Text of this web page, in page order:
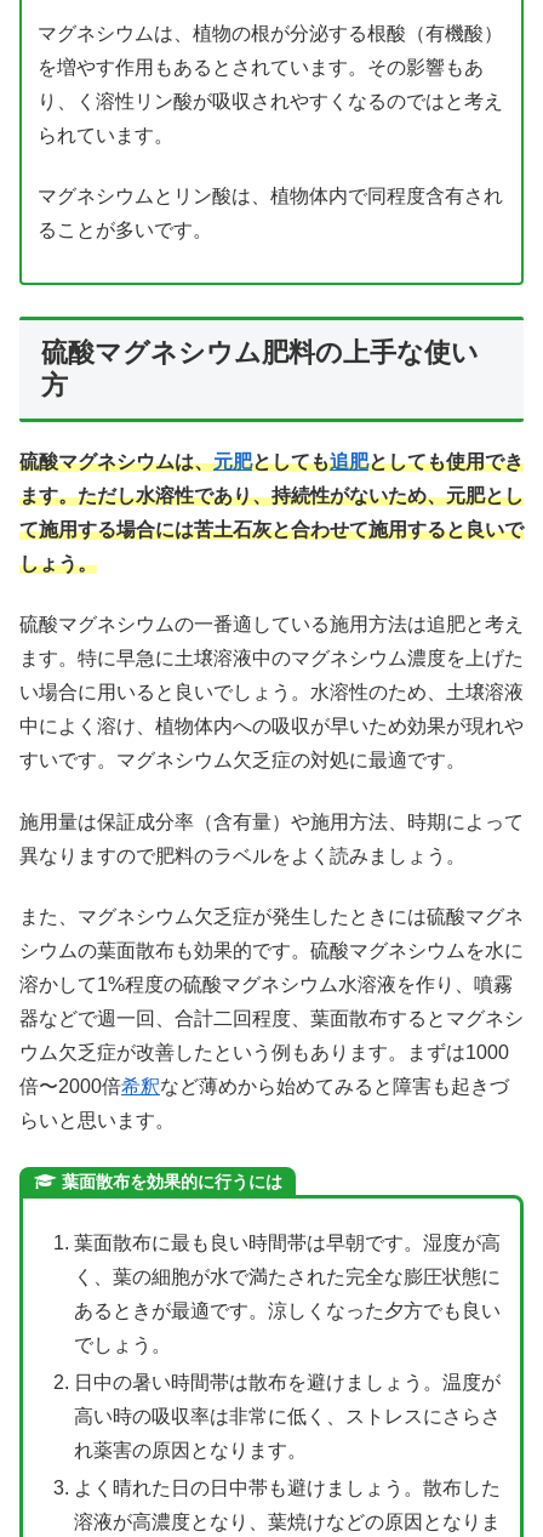
マグネシウムは、植物の根が分泌する根酸（有機酸）
を増やす作用もあるとされています。その影響もあ
り、く溶性リン酸が吸収されやすくなるのではと考え
られています。
マグネシウムとリン酸は、植物体内で同程度含有され
ることが多いです。
硫酸マグネシウム肥料の上手な使い
方
硫酸マグネシウムは、元肥としても追肥としても使用でき
ます。ただし水溶性であり、持続性がないため、元肥とし
て施用する場合には苦土石灰と合わせて施用すると良いで
しょう。
硫酸マグネシウムの一番適している施用方法は追肥と考え
ます。特に早急に土壌溶液中のマグネシウム濃度を上げた
い場合に用いると良いでしょう。水溶性のため、土壌溶液
中によく溶け、植物体内への吸収が早いため効果が現れや
すいです。マグネシウム欠乏症の対処に最適です。
施用量は保証成分率（含有量）や施用方法、時期によって
異なりますので肥料のラベルをよく読みましょう。
また、マグネシウム欠乏症が発生したときには硫酸マグネ
シウムの葉面散布も効果的です。硫酸マグネシウムを水に
溶かして1%程度の硫酸マグネシウム水溶液を作り、噴霧
器などで週一回、合計二回程度、葉面散布するとマグネシ
ウム欠乏症が改善したという例もあります。まずは1000
倍〜2000倍希釈など薄めから始めてみると障害も起きづ
らいと思います。
葉面散布を効果的に行うには
葉面散布に最も良い時間帯は早朝です。湿度が高
く、葉の細胞が水で満たされた完全な膨圧状態に
あるときが最適です。涼しくなった夕方でも良い
でしょう。
日中の暑い時間帯は散布を避けましょう。温度が
高い時の吸収率は非常に低く、ストレスにさらさ
れ薬害の原因となります。
よく晴れた日の日中帯も避けましょう。散布した
溶液が高濃度となり、葉焼けなどの原因となりま